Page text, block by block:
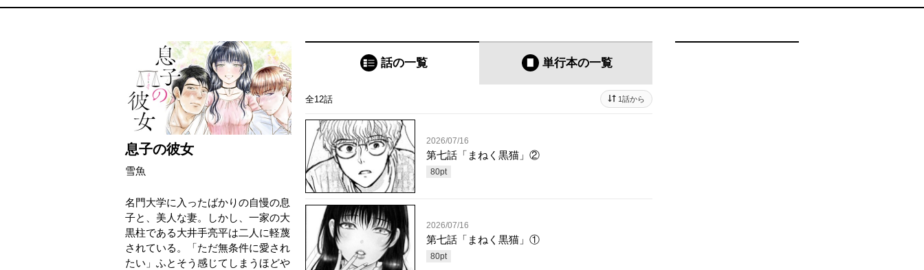
息子の彼女
雪魚
名門大学に入ったばかりの自慢の息
子と、美人な妻。しかし、一家の大
黒柱である大井手亮平は二人に軽蔑
されている。「ただ無条件に愛され
たい」ふとそう感じてしまうほどや
話の一覧 単行本の一覧
全12話 1話から
2026/07/16
第七話「まねく黒猫」②
80pt
2026/07/16
第七話「まねく黒猫」①
80pt